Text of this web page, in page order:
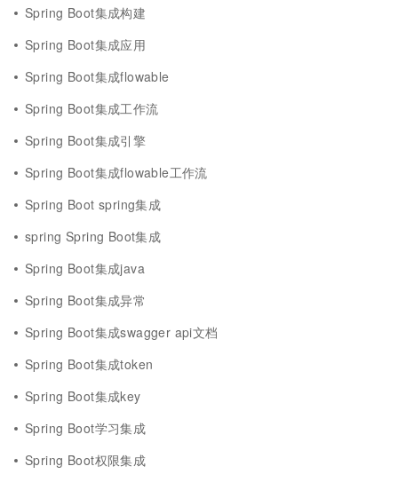
Spring Boot集成构建
Spring Boot集成应用
Spring Boot集成flowable
Spring Boot集成工作流
Spring Boot集成引擎
Spring Boot集成flowable工作流
Spring Boot spring集成
spring Spring Boot集成
Spring Boot集成java
Spring Boot集成异常
Spring Boot集成swagger api文档
Spring Boot集成token
Spring Boot集成key
Spring Boot学习集成
Spring Boot权限集成